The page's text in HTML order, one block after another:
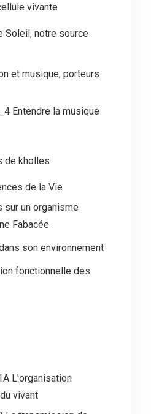
vivante
Soleil, notre source
et musique, porteurs
Entendre la musique
de kholles
de la Vie
sur un organisme
Fabacée
son environnement
fonctionnelle des
L'organisation
vivant